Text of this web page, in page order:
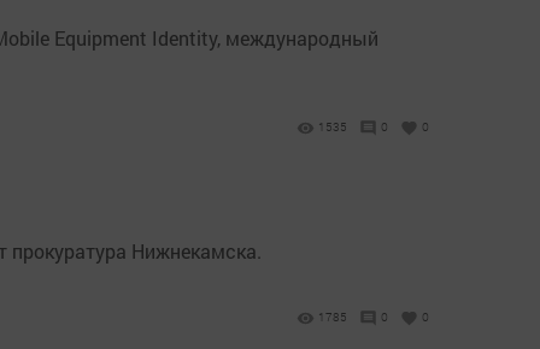
Equipment Identity, международный
1535 0 0
Нижнекамска.
1785 0 0